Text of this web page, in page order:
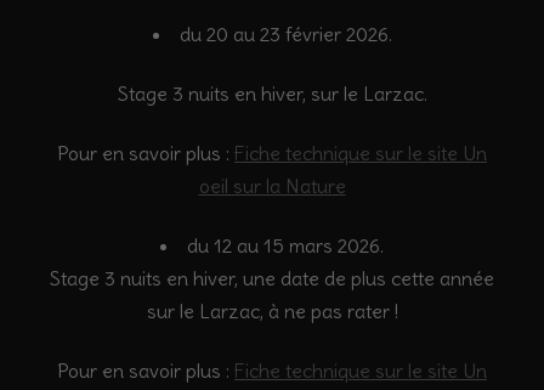
du 20 au 23 février 2026.
Stage 3 nuits en hiver, sur le Larzac.
Pour en savoir plus : Fiche technique sur le site Un
oeil sur la Nature
du 12 au 15 mars 2026.
Stage 3 nuits en hiver, une date de plus cette année
sur le Larzac, à ne pas rater !
Pour en savoir plus : Fiche technique sur le site Un